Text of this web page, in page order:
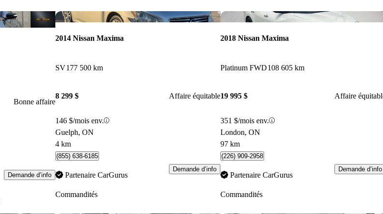
Enregistrer cette annonce
Bonne affaire
Demande d’info
Enregistrer cette annonce
2014 Nissan Maxima
SV177 500 km
8 299 $ Affaire équitable
146 $/mois env.
Guelph, ON
4 km
(855) 638-6185
Partenaire CarGurus
Demande d’info
Commandités
2018 Nissan Maxima
Platinum FWD108 605 km
19 995 $ Affaire
351 $/mois env.
London, ON
97 km
(226) 909-2958
Partenaire CarGurus
Demande d’info
Commandités